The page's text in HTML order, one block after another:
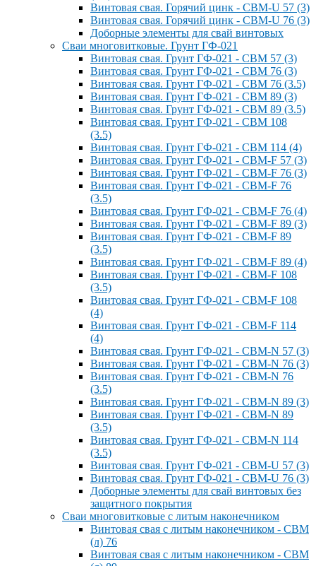
Винтовая свая. Горячий цинк - СВМ-U 57 (3)
Винтовая свая. Горячий цинк - СВМ-U 76 (3)
Доборные элементы для свай винтовых
Сваи многовитковые. Грунт ГФ-021
Винтовая свая. Грунт ГФ-021 - СВМ 57 (3)
Винтовая свая. Грунт ГФ-021 - СВМ 76 (3)
Винтовая свая. Грунт ГФ-021 - СВМ 76 (3.5)
Винтовая свая. Грунт ГФ-021 - СВМ 89 (3)
Винтовая свая. Грунт ГФ-021 - СВМ 89 (3.5)
Винтовая свая. Грунт ГФ-021 - СВМ 108
(3.5)
Винтовая свая. Грунт ГФ-021 - СВМ 114 (4)
Винтовая свая. Грунт ГФ-021 - СВМ-F 57 (3)
Винтовая свая. Грунт ГФ-021 - СВМ-F 76 (3)
Винтовая свая. Грунт ГФ-021 - СВМ-F 76
(3.5)
Винтовая свая. Грунт ГФ-021 - СВМ-F 76 (4)
Винтовая свая. Грунт ГФ-021 - СВМ-F 89 (3)
Винтовая свая. Грунт ГФ-021 - СВМ-F 89
(3.5)
Винтовая свая. Грунт ГФ-021 - СВМ-F 89 (4)
Винтовая свая. Грунт ГФ-021 - СВМ-F 108
(3.5)
Винтовая свая. Грунт ГФ-021 - СВМ-F 108
(4)
Винтовая свая. Грунт ГФ-021 - СВМ-F 114
(4)
Винтовая свая. Грунт ГФ-021 - СВМ-N 57 (3)
Винтовая свая. Грунт ГФ-021 - СВМ-N 76 (3)
Винтовая свая. Грунт ГФ-021 - СВМ-N 76
(3.5)
Винтовая свая. Грунт ГФ-021 - СВМ-N 89 (3)
Винтовая свая. Грунт ГФ-021 - СВМ-N 89
(3.5)
Винтовая свая. Грунт ГФ-021 - СВМ-N 114
(3.5)
Винтовая свая. Грунт ГФ-021 - СВМ-U 57 (3)
Винтовая свая. Грунт ГФ-021 - СВМ-U 76 (3)
Доборные элементы для свай винтовых без
защитного покрытия
Сваи многовитковые с литым наконечником
Винтовая свая с литым наконечником - СВМ
(л) 76
Винтовая свая с литым наконечником - СВМ